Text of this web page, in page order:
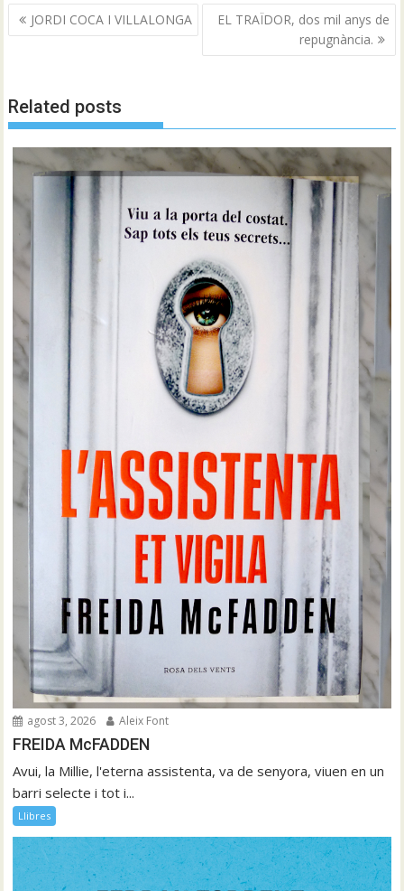
Navegació
d'entrades
JORDI COCA I VILLALONGA
EL TRAÏDOR, dos mil anys de
repugnància.
Related posts
agost 3, 2026 Aleix Font
FREIDA McFADDEN
Avui, la Millie, l'eterna assistenta, va de senyora, viuen en un
barri selecte i tot i...
Llibres